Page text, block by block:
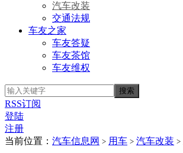
汽车改装
交通法规
车友之家
车友答疑
车友茶馆
车友维权
RSS订阅
登陆
注册
当前位置： 汽车信息网 > 用车 > 汽车改装 >